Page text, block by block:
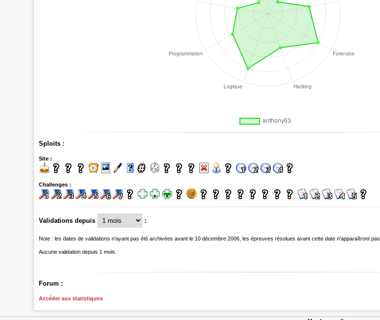
Sploits :
Site :
Challenges :
Validations depuis :
Note : les dates de validations n'ayant pas été archivées avant le 10 décembre 2006, les épreuves résolues avant cette date n'apparaîtront pas.
Aucune validation depuis 1 mois.
Forum :
Accéder aux statistiques